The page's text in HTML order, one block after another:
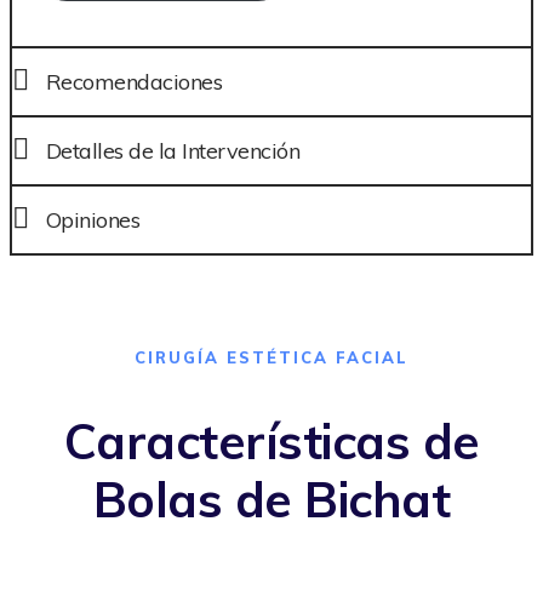
Recomendaciones
Detalles de la Intervención
Opiniones
CIRUGÍA ESTÉTICA FACIAL
Características de
Bolas de Bichat